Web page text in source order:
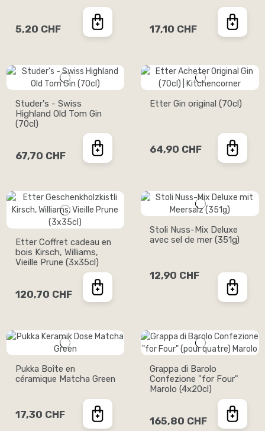
5,20 CHF 17,10 CHF
Studer's - Swiss
Highland Old Tom Gin
(70cl)
67,70 CHF
Etter Gin original (70cl)
64,90 CHF
Etter Coffret cadeau en
bois Kirsch, Williams,
Vieille Prune (3x35cl)
120,70 CHF
Stoli Nuss-Mix Deluxe
avec sel de mer (351g)
12,90 CHF
Pukka Boîte en
céramique Matcha Green
17,30 CHF
Grappa di Barolo
Confezione "for Four"
Marolo (4x20cl)
165,80 CHF